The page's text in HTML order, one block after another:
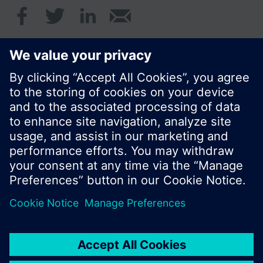
Multifunktionales Relais zum Ein- und
Ausschalten der Anlage in Abhängigkeit
verschiedener Parameter und Funktionen
© Siemens Schweiz AG 2017
Produktangebot und Preise können pro Land
variieren.
Nutzungsbedingungen